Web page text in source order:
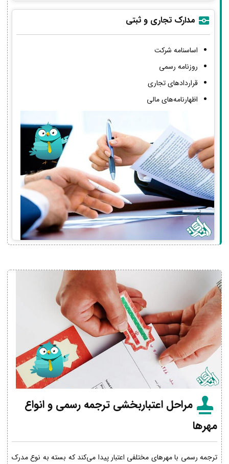
مدارک تجاری و ثبتی
اساسنامه شرکت
روزنامه رسمی
قراردادهای تجاری
اظهارنامه‌های مالی
مراحل اعتباربخشی ترجمه رسمی و انواع
مهرها
ترجمه رسمی با مهرهای مختلفی اعتبار پیدا می‌کند که بسته به نوع مدرک